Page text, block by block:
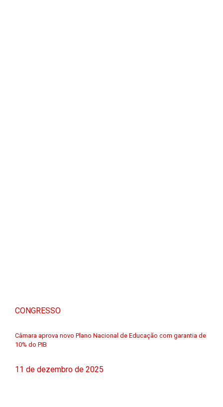
CONGRESSO
Câmara aprova novo Plano Nacional de Educação com garantia de
10% do PIB
11 de dezembro de 2025